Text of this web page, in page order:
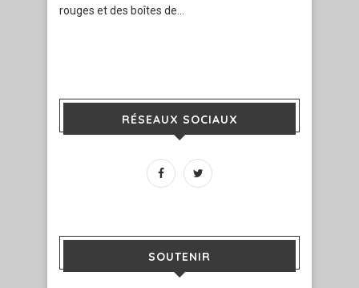
rouges et des boîtes de…
RÉSEAUX SOCIAUX
SOUTENIR